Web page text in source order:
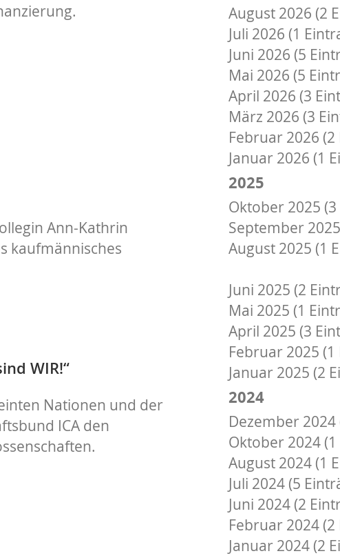
Ann-Kathrin
kaufmännisches
WIR!“
Nationen und der
ICA den
August 2026 (2
Juli 2026 (1
Juni 2026 (5
Mai 2026 (5
April 2026 (3
März 2026 (3
Februar 2026
Januar 2026 (1
2025
Oktober 2025
September
August 2025 (1
Juni 2025 (2
Mai 2025 (1
April 2025 (3
Februar 2025 (1
Januar 2025 (2
2024
Dezember 2024
Oktober 2024
August 2024 (1
Juli 2024 (5
Juni 2024 (2
Februar 2024
Januar 2024 (2